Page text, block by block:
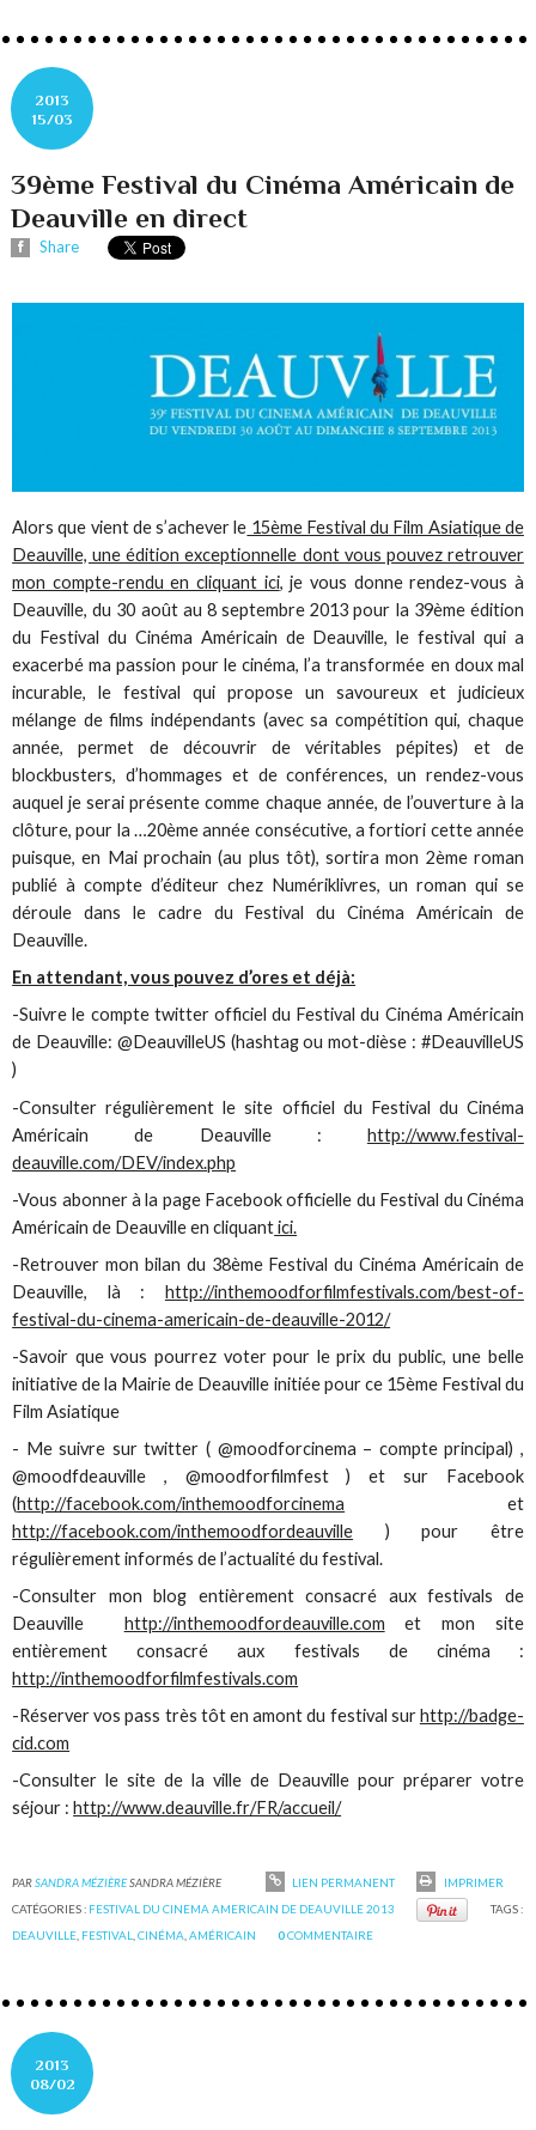
2013
15/03
39ème Festival du Cinéma Américain de
Deauville en direct
Share
Alors que vient de s’achever le 15ème Festival du Film Asiatique de
Deauville, une édition exceptionnelle dont vous pouvez retrouver
mon compte-rendu en cliquant ici, je vous donne rendez-vous à
Deauville, du 30 août au 8 septembre 2013 pour la 39ème édition
du Festival du Cinéma Américain de Deauville, le festival qui a
exacerbé ma passion pour le cinéma, l’a transformée en doux mal
incurable, le festival qui propose un savoureux et judicieux
mélange de films indépendants (avec sa compétition qui, chaque
année, permet de découvrir de véritables pépites) et de
blockbusters, d’hommages et de conférences, un rendez-vous
auquel je serai présente comme chaque année, de l’ouverture à la
clôture, pour la …20ème année consécutive, a fortiori cette année
puisque, en Mai prochain (au plus tôt), sortira mon 2ème roman
publié à compte d’éditeur chez Numériklivres, un roman qui se
déroule dans le cadre du Festival du Cinéma Américain de
Deauville.
En attendant, vous pouvez d’ores et déjà:
-Suivre le compte twitter officiel du Festival du Cinéma Américain
de Deauville: @DeauvilleUS (hashtag ou mot-dièse : #DeauvilleUS
)
-Consulter régulièrement le site officiel du Festival du Cinéma
Américain de Deauville : http://www.festival-
deauville.com/DEV/index.php
-Vous abonner à la page Facebook officielle du Festival du Cinéma
Américain de Deauville en cliquantici.
-Retrouver mon bilan du 38ème Festival du Cinéma Américain de
Deauville, là : http://inthemoodforfilmfestivals.com/best-of-
festival-du-cinema-americain-de-deauville-2012/
-Savoir que vous pourrez voter pour le prix du public, une belle
initiative de la Mairie de Deauville initiée pour ce 15ème Festival du
Film Asiatique
- Me suivre sur twitter ( @moodforcinema – compte principal) ,
@moodfdeauville , @moodforfilmfest ) et sur Facebook
(http://facebook.com/inthemoodforcinema et
http://facebook.com/inthemoodfordeauville ) pour être
régulièrement informés de l’actualité du festival.
-Consulter mon blog entièrement consacré aux festivals de
Deauville http://inthemoodfordeauville.com et mon site
entièrement consacré aux festivals de cinéma :
http://inthemoodforfilmfestivals.com
-Réserver vos pass très tôt en amont du festival surhttp://badge-
cid.com
-Consulter le site de la ville de Deauville pour préparer votre
séjour :http://www.deauville.fr/FR/accueil/
PARSANDRA MÉZIÈRESANDRA MÉZIÈRE LIEN PERMANENT
IMPRIMER
CATÉGORIES : FESTIVAL DU CINEMA AMERICAIN DE DEAUVILLE 2013
TAGS :
DEAUVILLE FESTIVAL ,CINÉMA ,AMÉRICAIN 0COMMENTAIRE
2013
08/02